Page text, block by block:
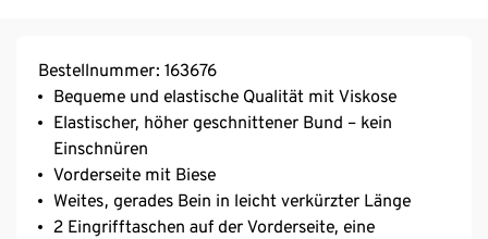
Bestellnummer: 163676
Bequeme und elastische Qualität mit Viskose
Elastischer, höher geschnittener Bund – kein
Einschnüren
Vorderseite mit Biese
Weites, gerades Bein in leicht verkürzter Länge
2 Eingrifftaschen auf der Vorderseite, eine